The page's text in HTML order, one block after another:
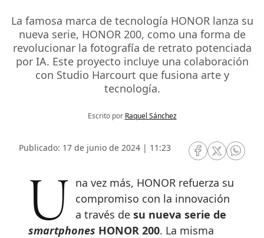
La famosa marca de tecnología HONOR lanza su
nueva serie, HONOR 200, como una forma de
revolucionar la fotografía de retrato potenciada
por IA. Este proyecto incluye una colaboración
con Studio Harcourt que fusiona arte y
tecnología.
Escrito por Raquel Sánchez
Publicado: 17 de junio de 2024 | 11:23
RRSS Facebook
RRSSRRSS
Una vez más, HONOR refuerza su
compromiso con la innovación
a través desu nueva serie de
smartphones HONOR 200. La misma